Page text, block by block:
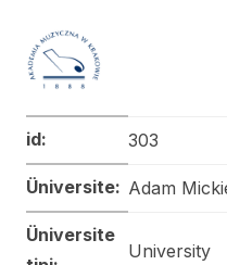
id: 303
Üniversite: Adam
Üniversite
University